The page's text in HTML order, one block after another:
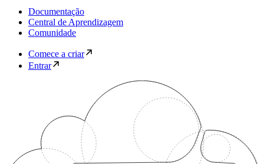
Documentação
Central de Aprendizagem
Comunidade
Comece a criar
Entrar